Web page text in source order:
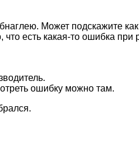
Может подскажите
есть какая-то ошибка при
ошибку можно там.